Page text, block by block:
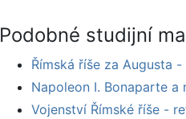
Podobné studijní
Římská říše za Augusta
Napoleon I. Bonaparte
Vojenství Římské říše -